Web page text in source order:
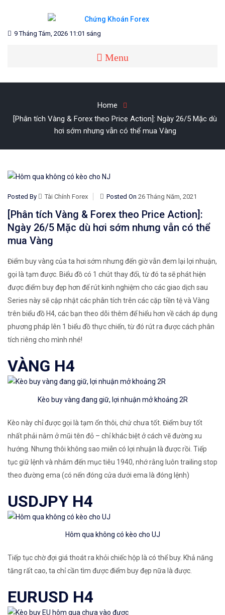
content
CHỨNG KHOÁN FOREX
Blog chia sẻ về Chứng Khoán và Forex
9 Tháng Tám, 2026 11:01 sáng
Menu
Home
[Phân tích Vàng & Forex theo Price Action]: Ngày 26/5 Mặc dù
hơi sớm nhưng vẫn có thể mua Vàng
Posted By Tài Chính Forex Posted On 26 Tháng Năm, 2021
[Phân tích Vàng & Forex theo Price Action]:
Ngày 26/5 Mặc dù hơi sớm nhưng vẫn có thể
mua Vàng
Điểm buy vàng của ta hơi sớm nhưng đến giờ vẫn đem lại lợi nhuận,
gọi là tạm được. Biểu đồ có 1 chút thay đổi, từ đó ta sẽ phát hiện
được điểm buy đẹp hơn để rút kinh nghiệm cho các giao dịch sau
Series này sẽ cập nhật các phân tích trên các cặp tiền tệ và Vàng
trên biểu đồ H4, các bạn theo dõi thêm để hiểu hơn về cách áp dụng
phương pháp lên 1 biểu đồ thực chiến, từ đó rút ra được cách phân
tích riêng cho mình nhé!
VÀNG H4
Kèo buy vàng đang giữ, lợi nhuận mở khoảng 2R
Kèo này chỉ được gọi là tạm ổn thôi, chứ chưa tốt. Điểm buy tốt
nhất phải nằm ở mũi tên đỏ – chỉ khác biệt ở cách vẽ đường xu
hướng. Nhưng thôi không sao miễn có lợi nhuận là được rồi. Tiếp
tục giữ lệnh và nhắm đến mục tiêu 1940, nhớ rằng luôn trailing stop
theo đường ema (có nến đóng cửa dưới ema là đóng lệnh)
USDJPY H4
Hôm qua không có kèo cho UJ
Tiếp tục chờ đợi giá thoát ra khỏi chiếc hộp là có thể buy. Khả năng
tăng rất cao, ta chỉ cần tìm được điểm buy đẹp nữa là được.
EURUSD H4